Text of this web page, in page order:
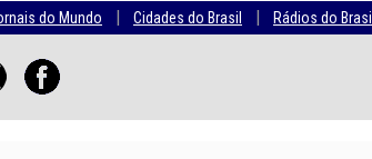
do Mundo | Cidades do Brasil | Rádios do Brasil